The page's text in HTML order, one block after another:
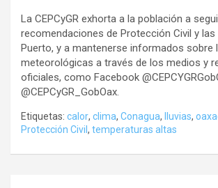
La CEPCyGR exhorta a la población a
recomendaciones de Protección Civil y las
Puerto, y a mantenerse informados sobre
meteorológicas a través de los medios y
oficiales, como Facebook
@CEPCyGR_GobOax.
Etiquetas: calor, clima, Conagua, lluvias,
Protección Civil, temperaturas altas